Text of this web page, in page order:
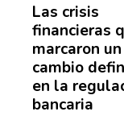
Las crisis
financieras
marcaron un
cambio
en la
bancaria